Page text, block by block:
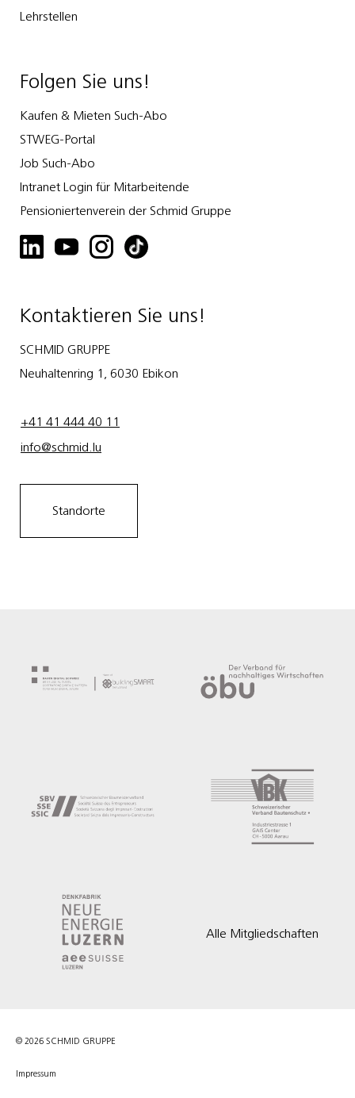
Lehrstellen
Folgen Sie uns!
Kaufen & Mieten Such-Abo
STWEG-Portal
Job Such-Abo
Intranet Login für Mitarbeitende
Pensioniertenverein der Schmid Gruppe
Kontaktieren Sie uns!
SCHMID GRUPPE
Neuhaltenring 1, 6030 Ebikon
+41 41 444 40 11
info@schmid.lu
Standorte
Alle Mitgliedschaften
© 2026 SCHMID GRUPPE
Impressum